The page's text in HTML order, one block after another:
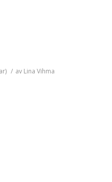
/ av Lina Vihma